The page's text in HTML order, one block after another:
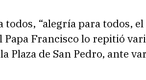
“alegría para todos, el
Papa Francisco lo repitió
Plaza de San Pedro, ante